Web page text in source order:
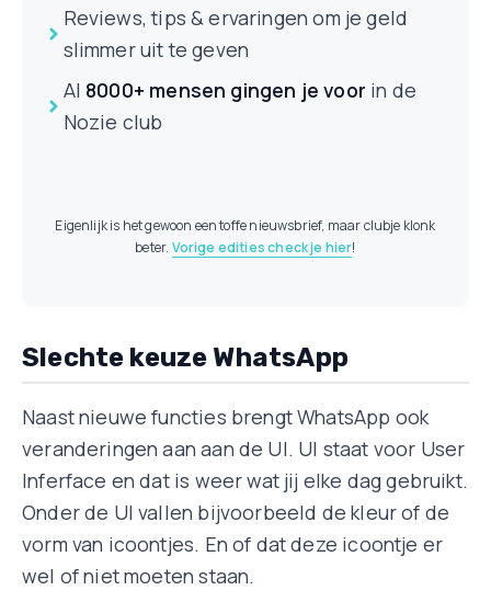
Reviews, tips & ervaringen om je geld
slimmer uit te geven
Al 8000+ mensen gingen je voor in de
Nozie club
Eigenlijk is het gewoon een toffe nieuwsbrief, maar clubje klonk
beter. Vorige edities check je hier!
Slechte keuze WhatsApp
Naast nieuwe functies brengt WhatsApp ook
veranderingen aan aan de UI. UI staat voor User
Inferface en dat is weer wat jij elke dag gebruikt.
Onder de UI vallen bijvoorbeeld de kleur of de
vorm van icoontjes. En of dat deze icoontje er
wel of niet moeten staan.